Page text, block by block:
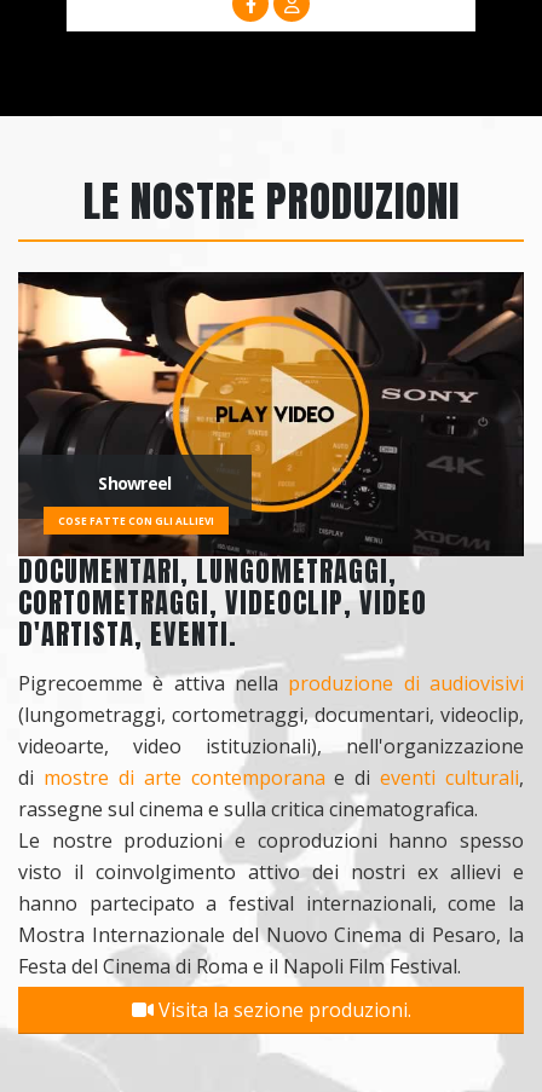
LE NOSTRE PRODUZIONI
Showreel
COSE FATTE CON GLI ALLIEVI
DOCUMENTARI, LUNGOMETRAGGI,
CORTOMETRAGGI, VIDEOCLIP, VIDEO
D'ARTISTA, EVENTI.
Pigrecoemme è attiva nella produzione di audiovisivi
(lungometraggi, cortometraggi, documentari, videoclip,
videoarte, video istituzionali), nell'organizzazione
di mostre di arte contemporana e dieventi culturali,
rassegne sul cinema e sulla critica cinematografica.
Le nostre produzioni e coproduzioni hanno spesso
visto il coinvolgimento attivo dei nostri ex allievi e
hanno partecipato a festival internazionali, come la
Mostra Internazionale del Nuovo Cinema di Pesaro, la
Festa del Cinema di Roma e il Napoli Film Festival.
Visita la sezione produzioni.